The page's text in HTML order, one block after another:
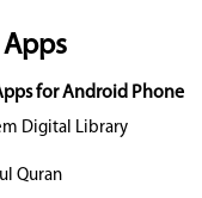
for Android Phone
Digital Library
Quran